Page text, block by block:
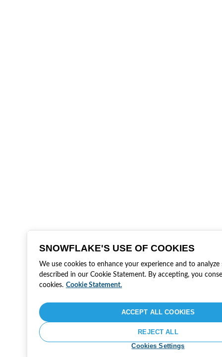
SNOWFLAKE'S USE OF COOKIES
We use cookies to enhance your experience and to analyze
described in our Cookie Statement. By accepting, you
cookies. Cookie Statement.
Cookies Settings
REJECT ALL
ACCEPT ALL COOKIES